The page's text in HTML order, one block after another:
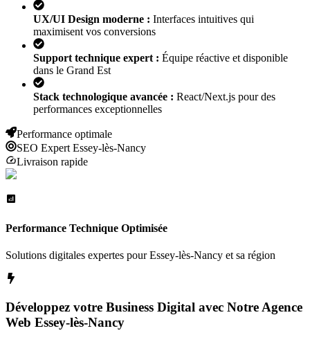
UX/UI Design moderne : Interfaces intuitives qui
maximisent vos conversions
Support technique expert : Équipe réactive et disponible
dans le Grand Est
Stack technologique avancée : React/Next.js pour des
performances exceptionnelles
Performance optimale
SEO Expert Essey-lès-Nancy
Livraison rapide
Performance Technique Optimisée
Solutions digitales expertes pourEssey-lès-Nancy et sa région
Développez votre Business Digital avec Notre Agence
Web Essey-lès-Nancy